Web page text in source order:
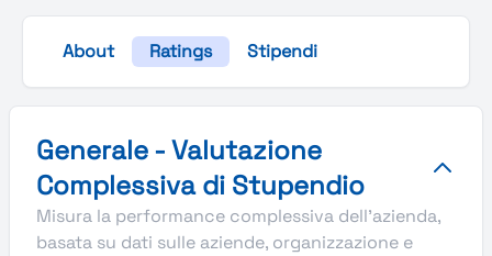
About Ratings Stipendi
Generale - Valutazione
Complessiva di Stupendio
Misura la performance complessiva dell'azienda,
basata su dati sulle aziende, organizzazione e